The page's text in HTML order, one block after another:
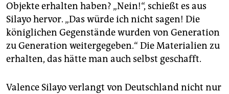
Objekte erhalten haben? „Nein!“, schießt es aus
Silayo hervor. „Das würde ich nicht sagen! Die
königlichen Gegenstände wurden von Generation
zu Generation weitergegeben.“ Die Materialien zu
erhalten, das hätte man auch selbst geschafft.
Valence Silayo verlangt von Deutschland nicht nur